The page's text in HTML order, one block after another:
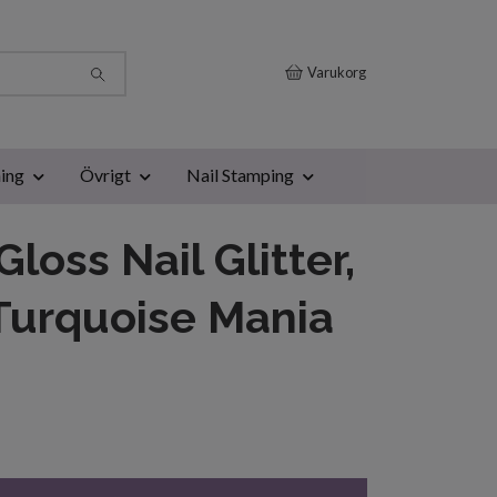
Varukorg
Övrigt Nail Stamping
Nail Glitter,
Mania